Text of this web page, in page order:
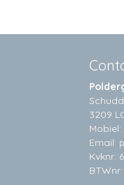
3209
Mobiel:
Email:
Kvknr: